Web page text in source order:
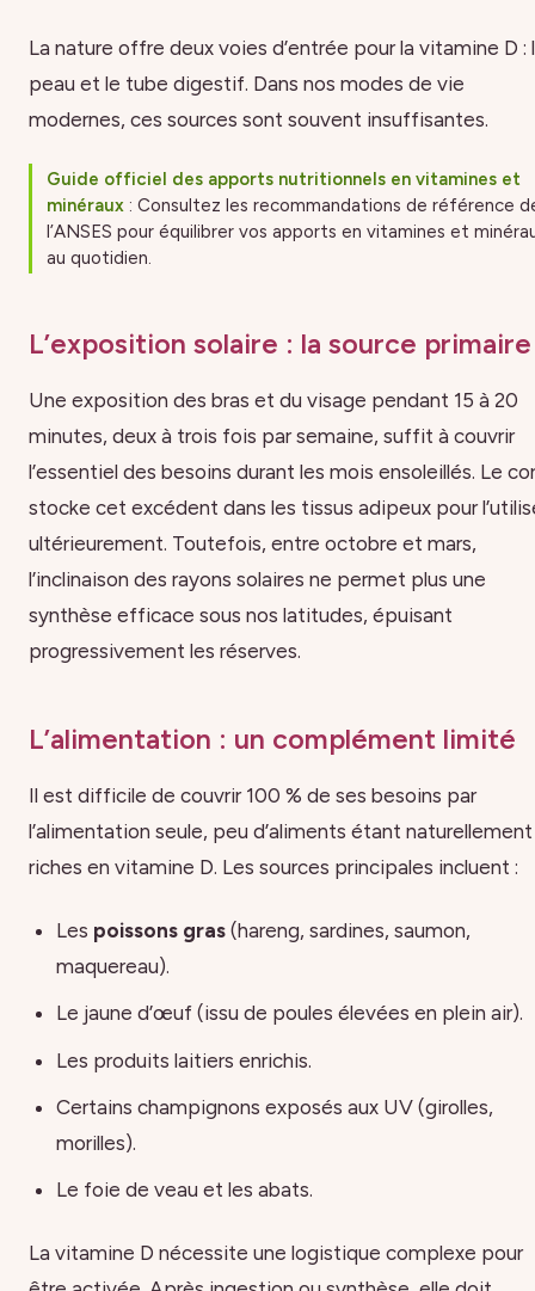
La nature offre deux voies d’entrée pour la vitamine D :
peau et le tube digestif. Dans nos modes de vie
modernes, ces sources sont souvent insuffisantes.
Guide officiel des apports nutritionnels en vitamines et
minéraux : Consultez les recommandations de référence
l’ANSES pour équilibrer vos apports en vitamines et
au quotidien.
L’exposition solaire : la source primaire
Une exposition des bras et du visage pendant 15 à 20
minutes, deux à trois fois par semaine, suffit à couvrir
l’essentiel des besoins durant les mois ensoleillés. Le
stocke cet excédent dans les tissus adipeux pour
ultérieurement. Toutefois, entre octobre et mars,
l’inclinaison des rayons solaires ne permet plus une
synthèse efficace sous nos latitudes, épuisant
progressivement les réserves.
L’alimentation : un complément limité
Il est difficile de couvrir 100 % de ses besoins par
l’alimentation seule, peu d’aliments étant naturellement
riches en vitamine D. Les sources principales incluent :
Les poissons gras (hareng, sardines, saumon,
maquereau).
Le jaune d’œuf (issu de poules élevées en plein air).
Les produits laitiers enrichis.
Certains champignons exposés aux UV (girolles,
morilles).
Le foie de veau et les abats.
La vitamine D nécessite une logistique complexe pour